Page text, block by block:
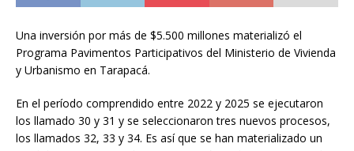
Una inversión por más de $5.500 millones materializó el
Programa Pavimentos Participativos del Ministerio de Vivienda
y Urbanismo en Tarapacá.
En el período comprendido entre 2022 y 2025 se ejecutaron
los llamado 30 y 31 y se seleccionaron tres nuevos procesos,
los llamados 32, 33 y 34. Es así que se han materializado un